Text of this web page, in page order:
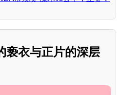
亵衣与正片的深层